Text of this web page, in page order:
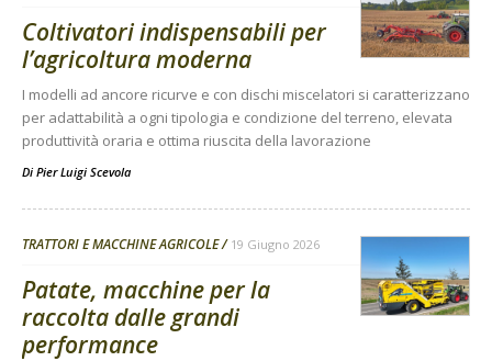
Coltivatori indispensabili per
l’agricoltura moderna
I modelli ad ancore ricurve e con dischi miscelatori si caratterizzano
per adattabilità a ogni tipologia e condizione del terreno, elevata
produttività oraria e ottima riuscita della lavorazione
Di Pier Luigi Scevola
TRATTORI E MACCHINE AGRICOLE 19 Giugno 2026
Patate, macchine per la
raccolta dalle grandi
performance